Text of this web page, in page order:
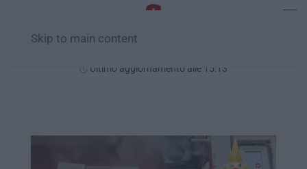
Skip to main content
Ultimo aggiornamento alle 15:13